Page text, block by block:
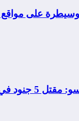
على
منفصلين